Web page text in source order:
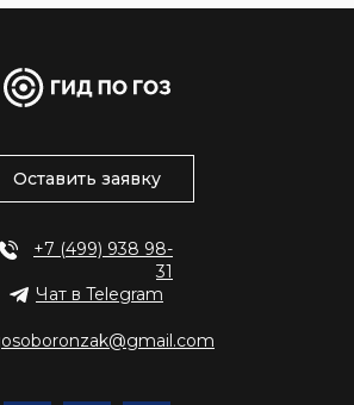
Оставить заявку
Чат в Telegram
+7 (499) 938 98-
31